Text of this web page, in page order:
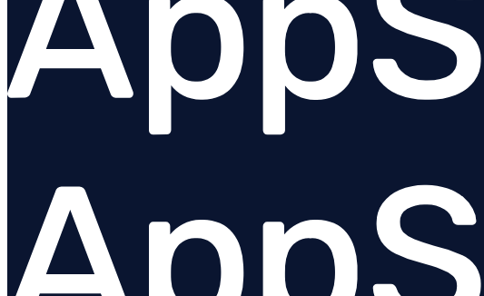
Instalação
Configuração
Instrumentação personalizada
Instrumentações
Django
FastAPI